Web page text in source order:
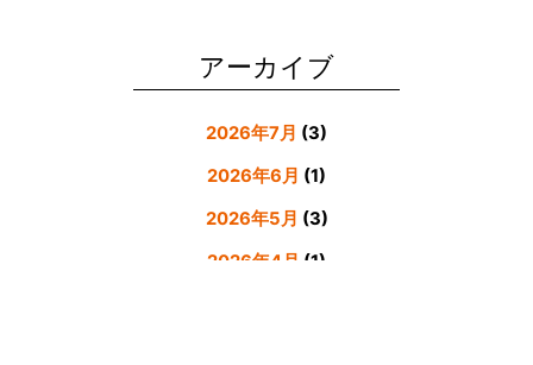
アーカイブ
2026年7月 (3)
2026年6月 (1)
2026年5月 (3)
2026年4月 (1)